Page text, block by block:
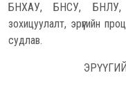
БНХАУ, БНСУ, БНЛУ,
зохицуулалт, эрүүгийн
судлав.